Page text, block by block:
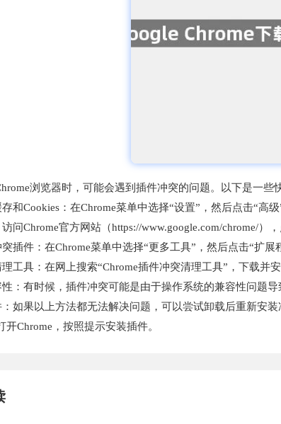
浏览器时，可能会遇到插件冲突的问题。以下是一些
和Cookies：在Chrome菜单中选择“设置”，然后点击“高
问Chrome官方网站（https://www.google.com/chrome/）
插件：在Chrome菜单中选择“更多工具”，然后点击“扩展
工具：在网上搜索“Chrome插件冲突清理工具”，下载并
：有时候，插件冲突可能是由于操作系统的兼容性问题
如果以上方法都无法解决问题，可以尝试卸载后重新安
开Chrome，按照提示安装插件。